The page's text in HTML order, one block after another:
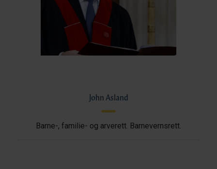
John Asland
Barne-, familie- og arverett. Barnevernsrett.